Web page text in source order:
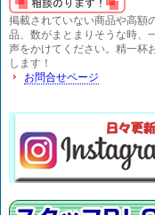
掲載されていない商品や高額
品、数がまとまりそうな時、
声をかけてください。精一杯
します！
お問合せページ